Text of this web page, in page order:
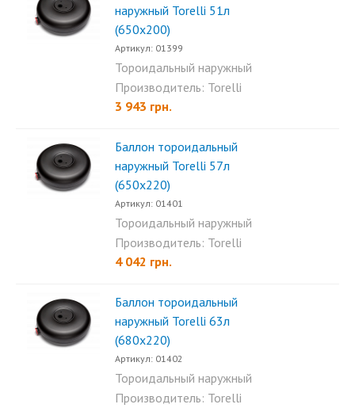
наружный Torelli 51л
(650х200)
Артикул: 01399
Тороидальный наружный
баллон Torelli 51л (650х200)...
Производитель: Torelli
3 943 грн.
Баллон тороидальный
наружный Torelli 57л
(650х220)
Артикул: 01401
Тороидальный наружный
баллон Torelli 57л (650x220)...
Производитель: Torelli
4 042 грн.
Баллон тороидальный
наружный Torelli 63л
(680х220)
Артикул: 01402
Тороидальный наружный
баллон Torelli 63л (680х220)...
Производитель: Torelli